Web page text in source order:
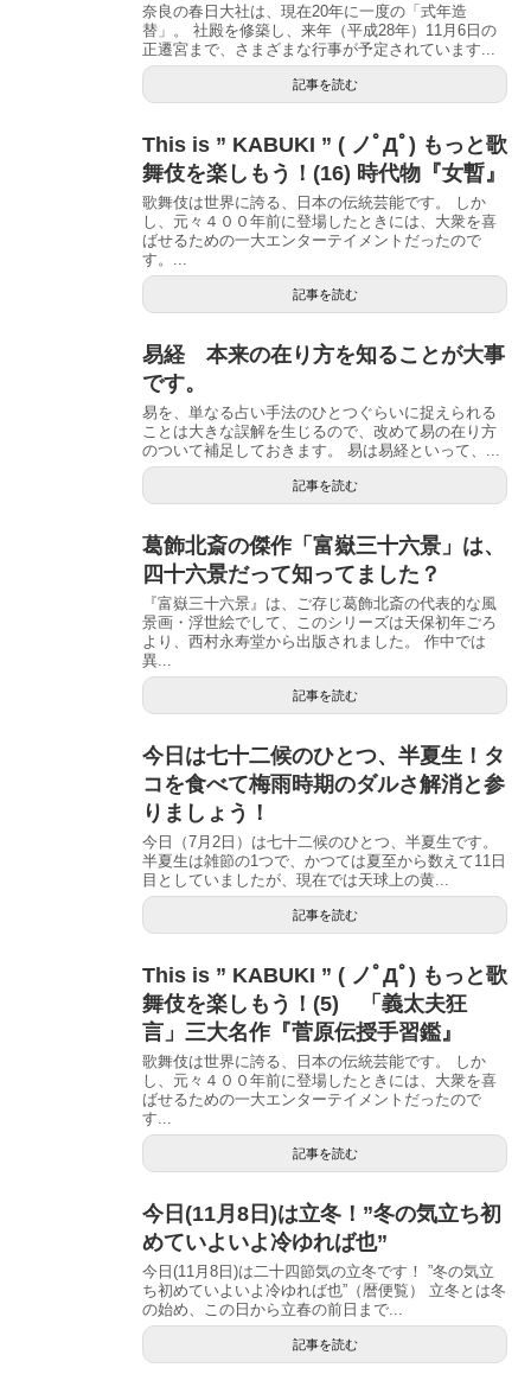
奈良の春日大社は、現在20年に一度の「式年造
替」。 社殿を修築し、来年（平成28年）11月6日の
正遷宮まで、さまざまな行事が予定されています...
記事を読む
This is ” KABUKI ” ( ノﾟДﾟ) もっと歌
舞伎を楽しもう！(16) 時代物『女暫』
歌舞伎は世界に誇る、日本の伝統芸能です。 しか
し、元々４００年前に登場したときには、大衆を喜
ばせるための一大エンターテイメントだったので
す。...
記事を読む
易経 本来の在り方を知ることが大事
です。
易を、単なる占い手法のひとつぐらいに捉えられる
ことは大きな誤解を生じるので、改めて易の在り方
のついて補足しておきます。 易は易経といって、...
記事を読む
葛飾北斎の傑作「富嶽三十六景」は、
四十六景だって知ってました？
『富嶽三十六景』は、ご存じ葛飾北斎の代表的な風
景画・浮世絵でして、このシリーズは天保初年ごろ
より、西村永寿堂から出版されました。 作中では
異...
記事を読む
今日は七十二候のひとつ、半夏生！タ
コを食べて梅雨時期のダルさ解消と参
りましょう！
今日（7月2日）は七十二候のひとつ、半夏生です。
半夏生は雑節の1つで、かつては夏至から数えて11日
目としていましたが、現在では天球上の黄...
記事を読む
This is ” KABUKI ” ( ノﾟДﾟ) もっと歌
舞伎を楽しもう！(5) 「義太夫狂
言」三大名作『菅原伝授手習鑑』
歌舞伎は世界に誇る、日本の伝統芸能です。 しか
し、元々４００年前に登場したときには、大衆を喜
ばせるための一大エンターテイメントだったので
す...
記事を読む
今日(11月8日)は立冬！”冬の気立ち初
めていよいよ冷ゆれば也”
今日(11月8日)は二十四節気の立冬です！ ”冬の気立
ち初めていよいよ冷ゆれば也”（暦便覧） 立冬とは冬
の始め、この日から立春の前日まで...
記事を読む